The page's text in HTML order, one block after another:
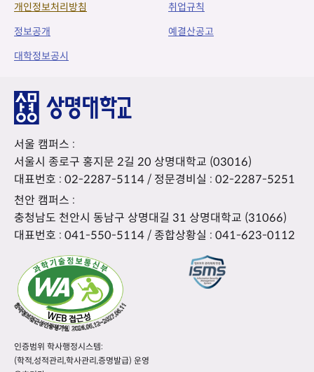
개인정보처리방침
취업규칙
정보공개
예결산공고
대학정보공시
서울 캠퍼스 :
서울시 종로구 홍지문 2길 20 상명대학교 (03016)
대표번호 : 02-2287-5114 / 정문경비실 : 02-2287-5251
천안 캠퍼스 :
충청남도 천안시 동남구 상명대길 31 상명대학교 (31066)
대표번호 : 041-550-5114 / 종합상황실 : 041-623-0112
인증범위 학사행정시스템:
(학적,성적관리,학사관리,증명발급) 운영